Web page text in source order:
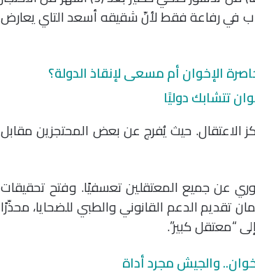
في رفاعة فقط لأنّ شقيقه أسعد التاي يعارض
الإخوان أم مسعى لإنقاذ الدولة؟
تتشابك دوليًا
الاعتقال. حيث يُفرج عن بعض المحتجزين مقابل
عن جميع المعتقلين تعسفيًا. وفتح تحقيقات
تقديم الدعم القانوني والطبي للضحايا، محذّرًا
“معتقل كبير”.
والجيش مجرد أداة